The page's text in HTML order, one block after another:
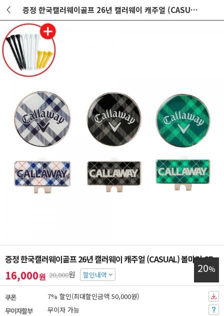
증정 한국캘러웨이골프 26년 캘러웨이 캐주얼 (CASUAL) 볼마커 GF
증정 한국캘러웨이골프 26년 캘러웨이 캐주얼 (CASUAL) 볼마커 GF
16,000원 20,000원 할인내역 20%
쿠폰
7% 할인(최대할인금액 50,000원)
무이자할부
무이자 가능